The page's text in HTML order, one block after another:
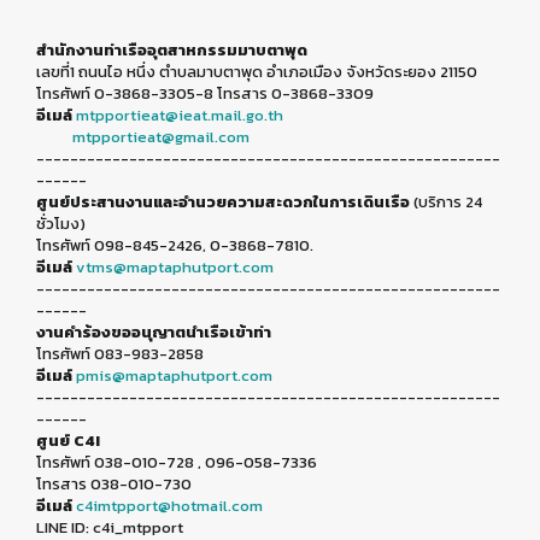
สำนักงานท่าเรืออุตสาหกรรมมาบตาพุด
เลขที่1 ถนนไอ หนึ่ง ตำบลมาบตาพุด อำเภอเมือง จังหวัดระยอง 21150
โทรศัพท์ 0-3868-3305-8 โทรสาร 0-3868-3309
อีเมล์mtpportieat@ieat.mail.go.th
mtpportieat@gmail.com
-------------------------------------------------------
------
ศูนย์ประสานงานและอำนวยความสะดวกในการเดินเรือ(บริการ 24
ชั่วโมง)
โทรศัพท์ 098-845-2426, 0-3868-7810.
อีเมล์vtms@maptaphutport.com
-------------------------------------------------------
------
งานคำร้องขออนุญาตนำเรือเข้าท่า
โทรศัพท์ 083-983-2858
อีเมล์pmis@maptaphutport.com
-------------------------------------------------------
------
ศูนย์ C4I
โทรศัพท์ 038-010-728 , 096-058-7336
โทรสาร 038-010-730
อีเมล์c4imtpport@hotmail.com
LINE ID: c4i_mtpport